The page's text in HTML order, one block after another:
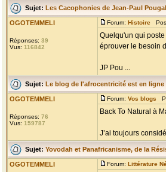
Sujet: Les Cacophonies de Jean-Paul
OGOTEMMELI
Réponses: 39
Vus: 116842
Forum: Histoire
Quelqu'un qui
éprouver le besoin
JP Pou ...
Sujet: Le blog de l'afrocentricité est en ligne
OGOTEMMELI
Réponses: 76
Vus: 159787
Forum: Vos blogs
Back To Natural à
J’ai toujours
Sujet: Yovodah et Panafricanisme, de la
OGOTEMMELI Forum: Littérature